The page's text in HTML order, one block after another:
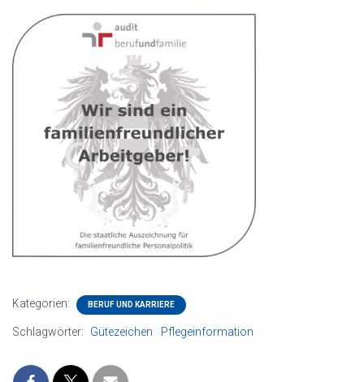
Kategorien: BERUF UND KARRIERE
Schlagwörter: Gütezeichen Pflegeinformation